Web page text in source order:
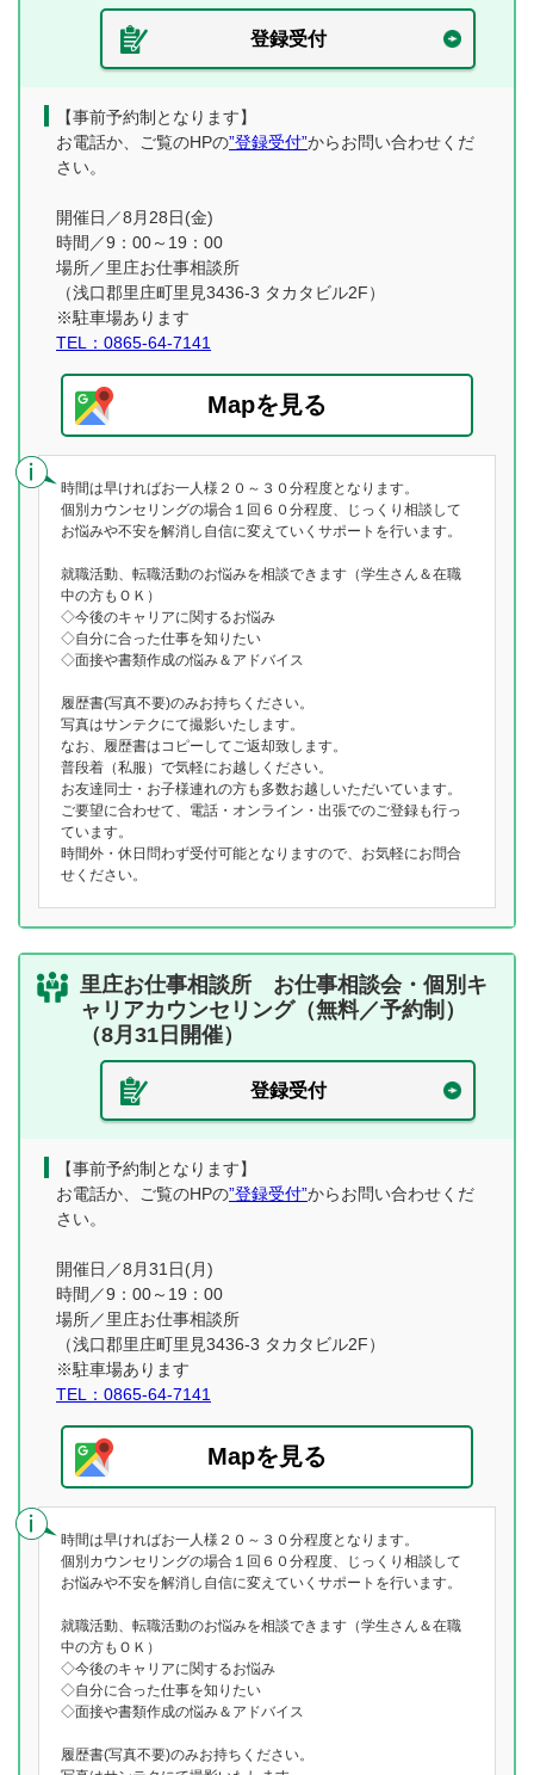
登録受付
【事前予約制となります】
お電話か、ご覧のHPの”登録受付”からお問い合わせくだ
さい。
開催日／8月28日(金)
時間／9：00～19：00
場所／里庄お仕事相談所
（浅口郡里庄町里見3436-3 タカタビル2F）
※駐車場あります
TEL：0865-64-7141
Mapを見る
時間は早ければお一人様２０～３０分程度となります。
個別カウンセリングの場合１回６０分程度、じっくり相談して
お悩みや不安を解消し自信に変えていくサポートを行います。
就職活動、転職活動のお悩みを相談できます（学生さん＆在職
中の方もＯＫ）
◇今後のキャリアに関するお悩み
◇自分に合った仕事を知りたい
◇面接や書類作成の悩み＆アドバイス
履歴書(写真不要)のみお持ちください。
写真はサンテクにて撮影いたします。
なお、履歴書はコピーしてご返却致します。
普段着（私服）で気軽にお越しください。
お友達同士・お子様連れの方も多数お越しいただいています。
ご要望に合わせて、電話・オンライン・出張でのご登録も行っ
ています。
時間外・休日問わず受付可能となりますので、お気軽にお問合
せください。
里庄お仕事相談所 お仕事相談会・個別キ
ャリアカウンセリング（無料／予約制）
（8月31日開催）
登録受付
【事前予約制となります】
お電話か、ご覧のHPの”登録受付”からお問い合わせくだ
さい。
開催日／8月31日(月)
時間／9：00～19：00
場所／里庄お仕事相談所
（浅口郡里庄町里見3436-3 タカタビル2F）
※駐車場あります
TEL：0865-64-7141
Mapを見る
時間は早ければお一人様２０～３０分程度となります。
個別カウンセリングの場合１回６０分程度、じっくり相談して
お悩みや不安を解消し自信に変えていくサポートを行います。
就職活動、転職活動のお悩みを相談できます（学生さん＆在職
中の方もＯＫ）
◇今後のキャリアに関するお悩み
◇自分に合った仕事を知りたい
◇面接や書類作成の悩み＆アドバイス
履歴書(写真不要)のみお持ちください。